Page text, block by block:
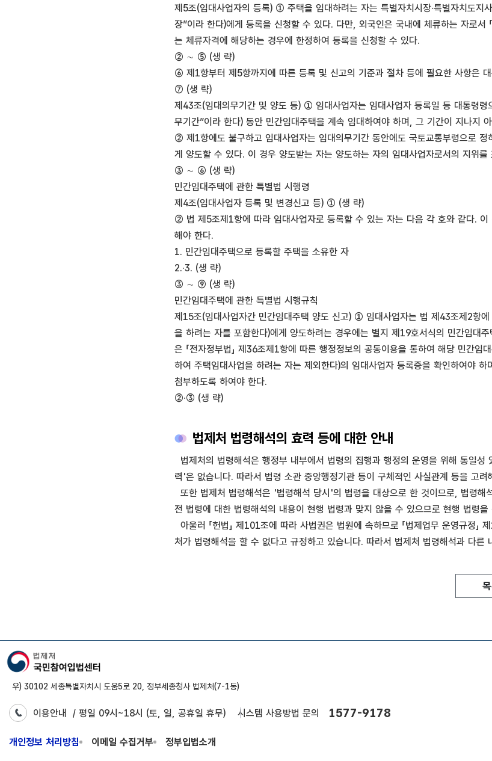
제5조(임대사업자의 등록) ① 주택을 임대하려는 자는 특별자치시장·특별자치도지
장”이라 한다)에게 등록을 신청할 수 있다. 다만, 외국인은 국내에 체류하는 자로서
는 체류자격에 해당하는 경우에 한정하여 등록을 신청할 수 있다.
② ∼ ⑤ (생 략)
⑥ 제1항부터 제5항까지에 따른 등록 및 신고의 기준과 절차 등에 필요한 사항은
⑦ (생 략)
제43조(임대의무기간 및 양도 등) ① 임대사업자는 임대사업자 등록일 등 대통령
무기간”이라 한다) 동안 민간임대주택을 계속 임대하여야 하며, 그 기간이 지나지
② 제1항에도 불구하고 임대사업자는 임대의무기간 동안에도 국토교통부령으로 정
게 양도할 수 있다. 이 경우 양도받는 자는 양도하는 자의 임대사업자로서의 지위
③ ∼ ⑥ (생 략)
민간임대주택에 관한 특별법 시행령
제4조(임대사업자 등록 및 변경신고 등) ① (생 략)
② 법 제5조제1항에 따라 임대사업자로 등록할 수 있는 자는 다음 각 호와 같다.
해야 한다.
1. 민간임대주택으로 등록할 주택을 소유한 자
2.·3. (생 략)
③ ∼ ⑨ (생 략)
민간임대주택에 관한 특별법 시행규칙
제15조(임대사업자간 민간임대주택 양도 신고) ① 임대사업자는 법 제43조제2항
을 하려는 자를 포함한다)에게 양도하려는 경우에는 별지 제19호서식의 민간임대
은 「전자정부법」 제36조제1항에 따른 행정정보의 공동이용을 통하여 해당 민간
하여 주택임대사업을 하려는 자는 제외한다)의 임대사업자 등록증을 확인하여야
첨부하도록 하여야 한다.
②·③ (생 략)
법제처 법령해석의 효력 등에 대한 안내
법제처의 법령해석은 행정부 내부에서 법령의 집행과 행정의 운영을 위해 통일
력'은 없습니다. 따라서 법령 소관 중앙행정기관 등이 구체적인 사실관계 등을 고
또한 법제처 법령해석은 '법령해석 당시'의 법령을 대상으로 한 것이므로, 법령
전 법령에 대한 법령해석의 내용이 현행 법령과 맞지 않을 수 있으므로 현행 법령을
아울러 「헌법」 제101조에 따라 사법권은 법원에 속하므로 「법제업무 운영규
처가 법령해석을 할 수 없다고 규정하고 있습니다. 따라서 법제처 법령해석과 다
우) 30102 세종특별자치시 도움5로 20, 정부세종청사 법제처(7-1동)
이용안내 / 평일 09시~18시 (토, 일, 공휴일 휴무) 시스템 사용방법 문의 1577-9178
개인정보 처리방침 이메일 수집거부 정부입법소개